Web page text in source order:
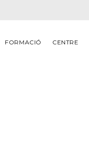
FORMACIÓ CENTRE